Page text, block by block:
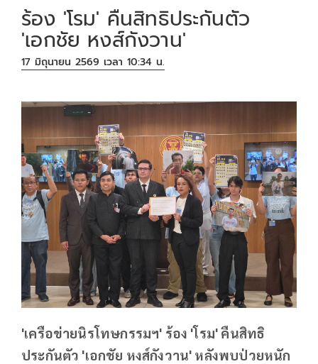
ร้อง 'โรม' คืนสิทธิประกันตัว
'เอกชัย หงส์กังวาน'
17 มิถุนายน 2569 เวลา 10:34 น.
'เครือข่ายนิรโทษกรรมฯ' ร้อง 'โรม' คืนสิทธิ
ประกันตัว 'เอกชัย หงส์กังวาน' หลังพบป่วยหนัก